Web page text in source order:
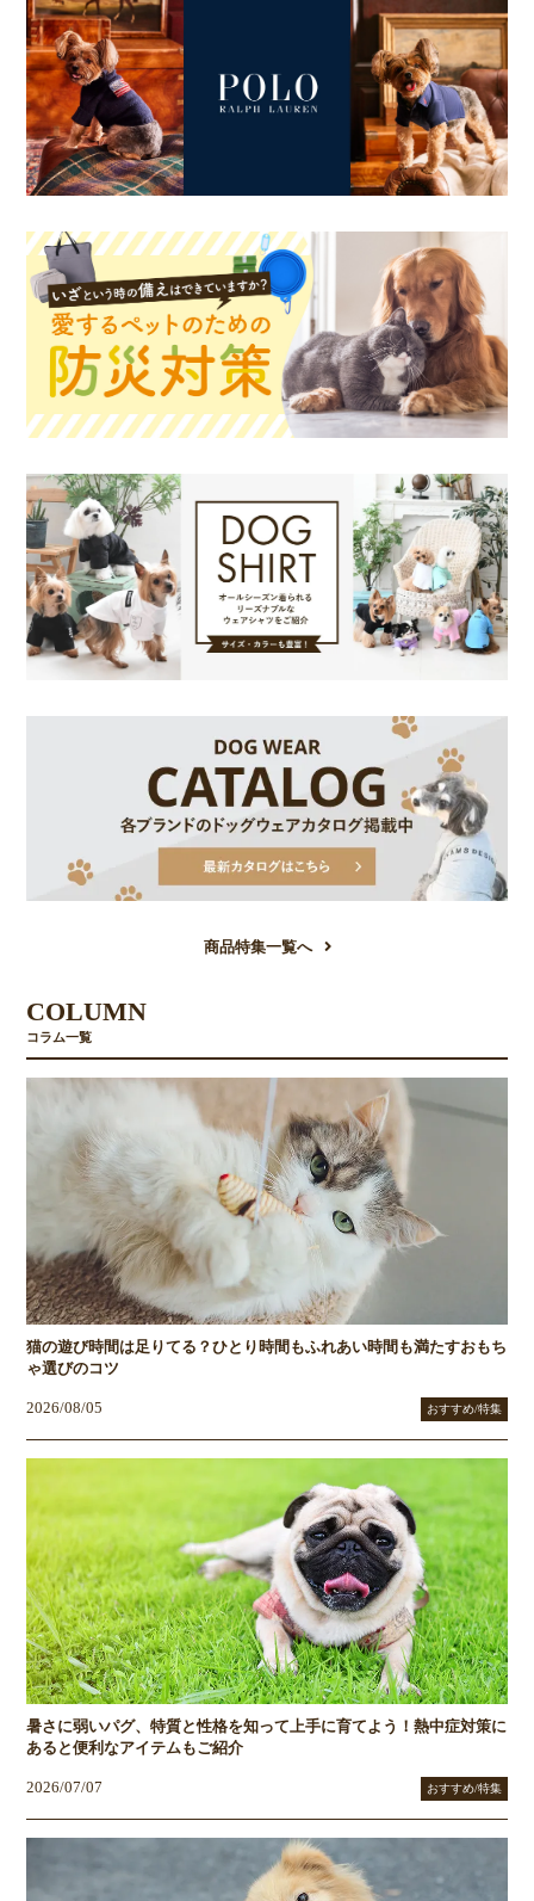
商品特集一覧へ
COLUMN
コラム一覧
猫の遊び時間は足りてる？ひとり時間もふれあい時間も満たすおもち
ゃ選びのコツ
2026/08/05 おすすめ/特集
暑さに弱いパグ、特質と性格を知って上手に育てよう！熱中症対策に
あると便利なアイテムもご紹介
2026/07/07 おすすめ/特集